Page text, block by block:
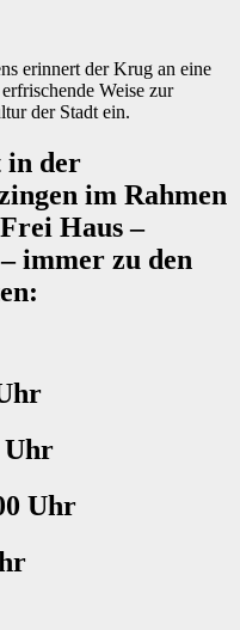
erinnert der Krug an eine
Weise zur
der Stadt ein.
in der
im Rahmen
Haus –
immer zu den
Uhr
Uhr